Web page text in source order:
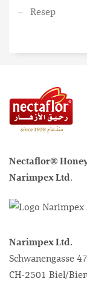
Resep
Nectaflor®
Narimpex Ltd.
Narimpex Ltd.
Schwanengasse 47
CH-2501 Biel/